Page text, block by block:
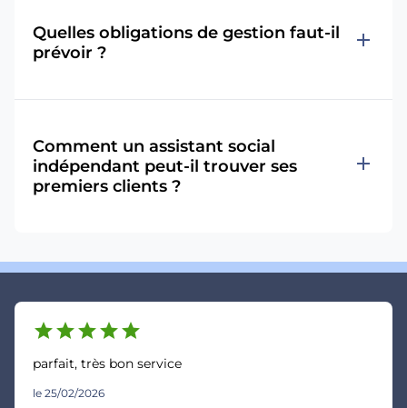
Quelles obligations de gestion faut-il
prévoir ?
add
Comment un assistant social
indépendant peut-il trouver ses
premiers clients ?
add
starstarstarstarstar
parfait, très bon service
le 25/02/2026